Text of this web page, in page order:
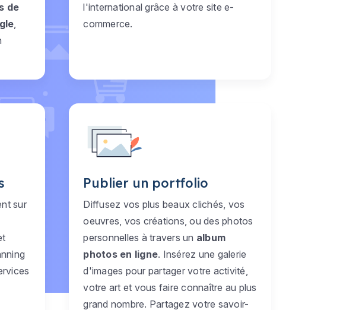
de
l'international grâce à votre site e-
commerce.
sur
Publier un portfolio
Diffusez vos plus beaux clichés, vos
oeuvres, vos créations, ou des photos
personnelles à travers un album
photos en ligne. Insérez une galerie
d'images pour partager votre activité,
votre art et vous faire connaître au plus
grand nombre. Partagez votre savoir-